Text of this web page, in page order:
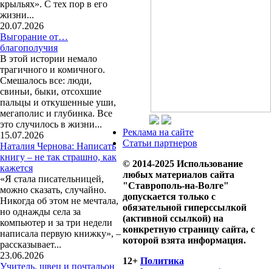
крыльях». С тех пор в его
жизни...
20.07.2026
Выгорание от…
благополучия
В этой истории немало
трагичного и комичного.
Смешалось все: люди,
свиньи, быки, отсохшие
пальцы и откушенные уши,
мегаполис и глубинка. Все
это случилось в жизни...
15.07.2026
Наталия Чернова: Написать
книгу – не так страшно, как
кажется
«Я стала писательницей,
можно сказать, случайно.
Никогда об этом не мечтала,
но однажды села за
компьютер и за три недели
написала первую книжку», –
рассказывает...
23.06.2026
Учитель, швец и почтальон
Реклама на сайте
Статьи партнеров
© 2014-2025 Использование
любых материалов сайта
"Ставрополь-на-Волге"
допускается только с
обязательной гиперссылкой
(активной ссылкой) на
конкретную страницу сайта, с
которой взята информация.
12+ Политика